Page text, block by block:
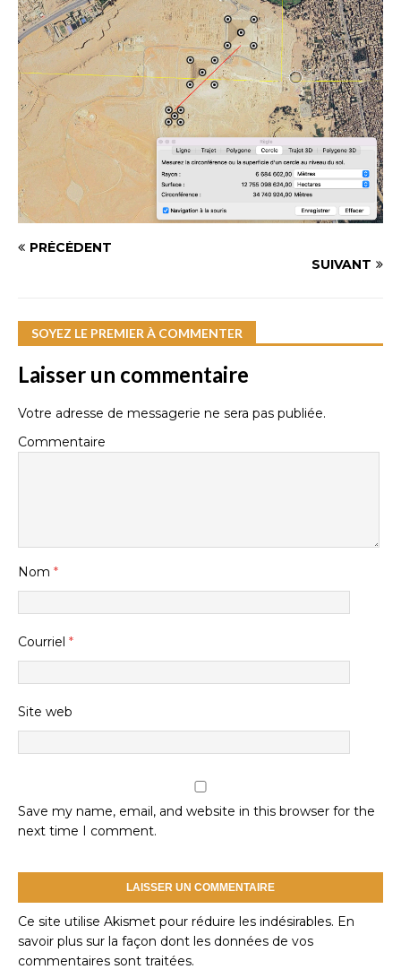
PRÉCÉDENT
SUIVANT
SOYEZ LE PREMIER À COMMENTER
Laisser un commentaire
Votre adresse de messagerie ne sera pas publiée.
Commentaire
Nom *
Courriel *
Site web
Save my name, email, and website in this browser for the
next time I comment.
Ce site utilise Akismet pour réduire les indésirables. En
savoir plus sur la façon dont les données de vos
commentaires sont traitées.